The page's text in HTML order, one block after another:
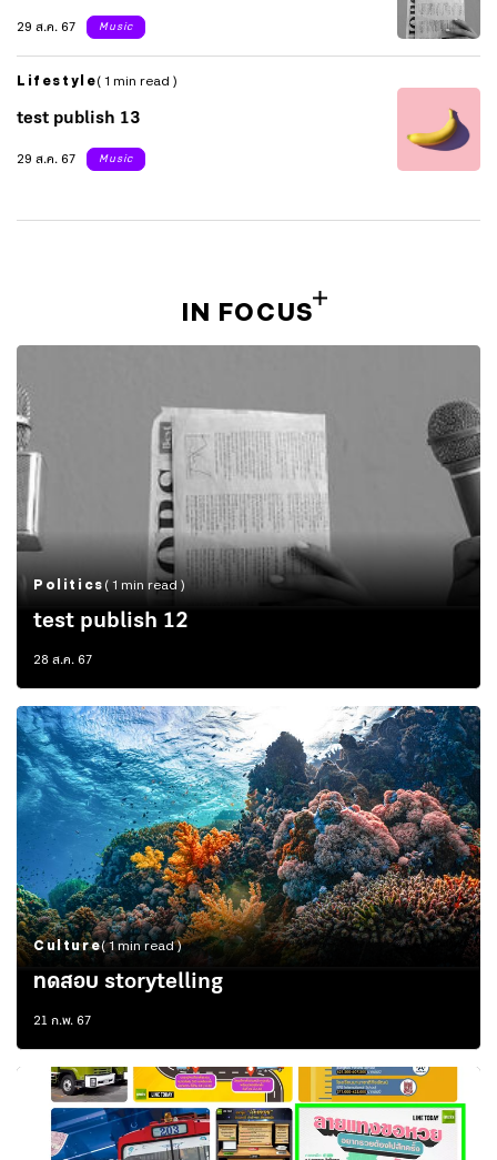
29 ส.ค. 67
Music
Lifestyle( 1 min read )
test publish 13
29 ส.ค. 67
Music
IN FOCUS
Politics ( 1 min read )
test publish 12
28 ส.ค. 67
Culture( 1 min read )
ทดสอบ storytelling
21 ก.พ. 67